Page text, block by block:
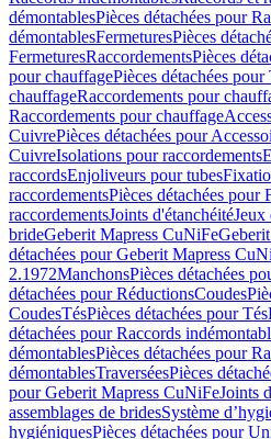
démontablesPièces détachées pour
démontablesFermeturesPièces
FermeturesRaccordementsPièces
pour chauffagePièces détachées pour
chauffageRaccordements pour
Raccordements pour chauffage
CuivrePièces détachées pour
CuivreIsolations pour raccordements
raccordsEnjoliveurs pour tubes
raccordementsPièces détachées pour
raccordementsJoints d'étanchéitéJeux
brideGeberit Mapress CuNiFe
détachées pour Geberit Mapress
2.1972ManchonsPièces détachées
détachées pour RéductionsCoudes
CoudesTésPièces détachées pour Tés
détachées pour Raccords
démontablesPièces détachées pour
démontablesTraverséesPièces
pour Geberit Mapress CuNiFeJoints
assemblages de bridesSystème
hygiéniquesPièces détachées pour